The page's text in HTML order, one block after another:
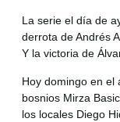
La serie el día de
derrota de Andrés
Y la victoria de
Hoy domingo en el
bosnios Mirza
los locales Diego